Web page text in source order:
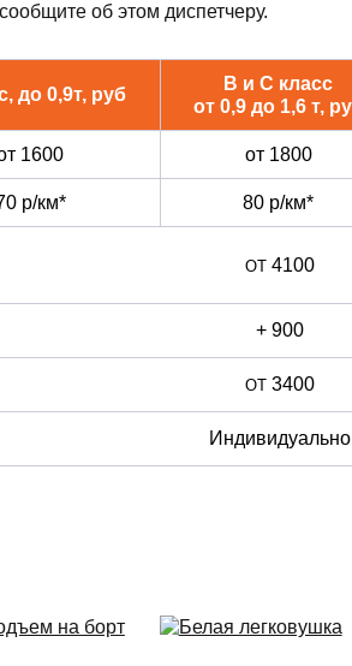
об этом диспетчеру.
до 0,9т, руб
В и С класс
от 0,9 до 1,6 т,
1600 от 1800
р/км* 80 р/км*
4100
+ 900
3400
Индивидуально